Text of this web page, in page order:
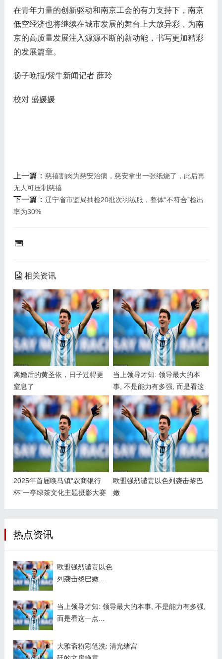
在青年力量的创新驱动和南京工会的有力支持下，南京
低空经济也将继续在城市发展的舞台上大放异彩，为南
京的高质量发展注入源源不断的新动能，书写更加精彩
的发展篇章。
扬子晚报/紫牛新闻记者 薛玲
校对 盛媛媛
上一篇： 慈禧割肉为慈安治病，慈安拿出一张纸烧了，此后再
无人可压制慈禧
下一篇： 辽宁省市监局抽检20批次羽绒服，整体“不符合”检出
率为30%
相关资讯
离婚后的黄圣依，日子过得更
窒息了
当上领导才知: 领导最大的本
事, 不是能力有多强, 而是看这
一点
2025年首届唤马镇“农商银行
杯”一亭绿茶文化主题摄影大赛
欧盟强烈谴责以色列袭击黎巴
嫩
热点资讯
欧盟强烈谴责以色
列袭击黎巴嫩...
当上领导才知: 领导最大的本事, 不是能力有多强,
而是看这一点...
大雅斋粉彩笔洗: 清光绪宫